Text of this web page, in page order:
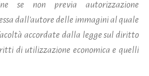
se non previa autorizzazione
dall'autore delle immagini al quale
accordate dalla legge sul diritto
di utilizzazione economica e quelli